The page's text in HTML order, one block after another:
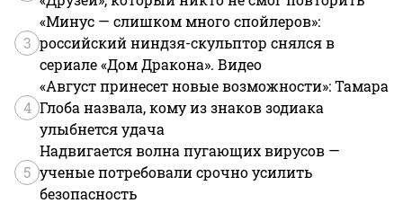
3
«Минус — слишком много спойлеров»:
российский ниндзя-скульптор снялся в
сериале «Дом Дракона». Видео
4
«Август принесет новые возможности»: Тамара
Глоба назвала, кому из знаков зодиака
улыбнется удача
5
Надвигается волна пугающих вирусов —
ученые потребовали срочно усилить
безопасность